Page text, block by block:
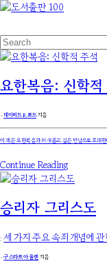
요한복음: 신학적
۰데이비드 F. 포드지음
이 책은 요한복음과의 새롭고 깊은 만남으로 초대
Continue Reading
승리자 그리스도
:세 가지 주요 속죄 개념에
۰구스타프 아울렌 지음